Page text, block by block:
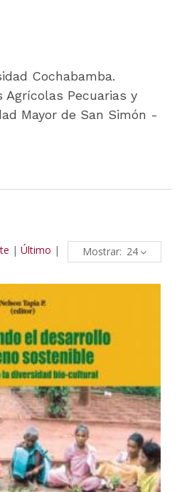
Cochabamba.
Agrícolas Pecuarias y
Mayor de San Simón -
| Último | Mostrar: